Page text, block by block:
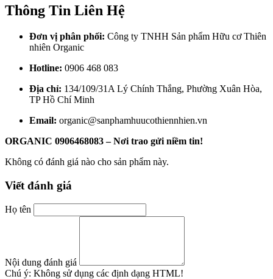
Thông Tin Liên Hệ
Đơn vị phân phối: Công ty TNHH Sản phẩm Hữu cơ Thiên
nhiên Organic
Hotline: 0906 468 083
Địa chỉ: 134/109/31A Lý Chính Thắng, Phường Xuân Hòa,
TP Hồ Chí Minh
Email: organic@sanphamhuucothiennhien.vn
ORGANIC 0906468083 – Nơi trao gửi niềm tin!
Không có đánh giá nào cho sản phẩm này.
Viết đánh giá
Họ tên
Nội dung đánh giá
Chú ý: Không sử dụng các định dạng HTML!